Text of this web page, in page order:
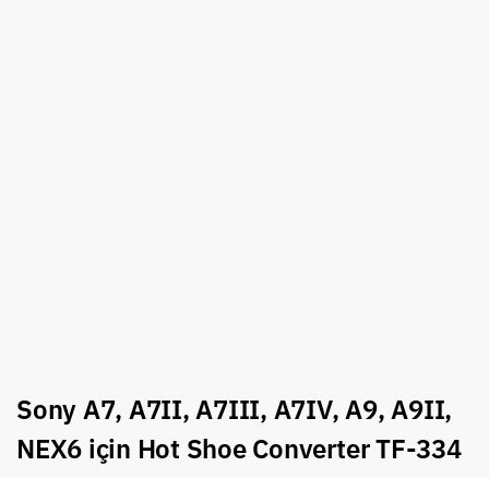
Sony A7, A7II, A7III, A7IV, A9, A9II,
NEX6 için Hot Shoe Converter TF-334